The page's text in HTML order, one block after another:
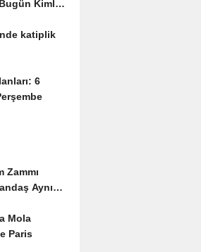
Kimler
katiplik
6
Zammı
Aynı
Mola
Paris